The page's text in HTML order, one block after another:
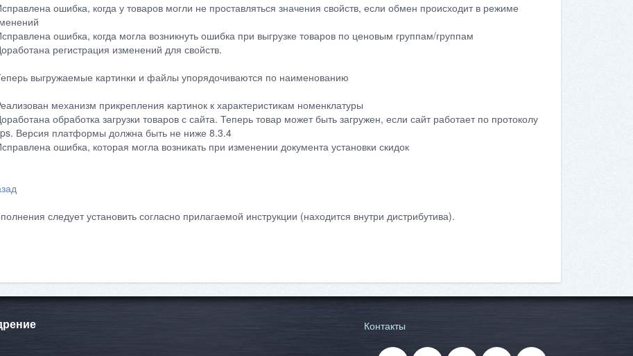
ошибка, когда у товаров могли не проставляться значения свойств, если обмен происходит в режиме
ошибка, когда могла возникнуть ошибка при выгрузке товаров по ценовым группам/группам
регистрация изменений для свойств.
выгружаемые картинки и файлы упорядочиваются по наименованию
механизм прикрепления картинок к характеристикам номенклатуры
обработка загрузки товаров с сайта. Теперь товар может быть загружен, если сайт работает по протоколу
Версия платформы должна быть не ниже 8.3.4
ошибка, которая могла возникать при изменении документа установки скидок
следует установить согласно прилагаемой инструкции (находится внутри дистрибутива).
Контакты